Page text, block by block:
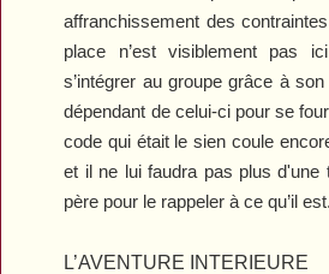
affranchissement des
place n’est visiblement pas
s’intégrer au groupe grâce à
dépendant de celui-ci pour se
code qui était le sien coule
et il ne lui faudra pas plus d'une
père pour le rappeler à ce qu’il est.
L’AVENTURE INTERIEURE